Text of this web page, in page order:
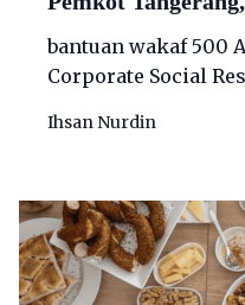
Cepat Disalurkan
bantuan wakaf 500
Corporate Social
Tangerang
Ihsan Nurdin